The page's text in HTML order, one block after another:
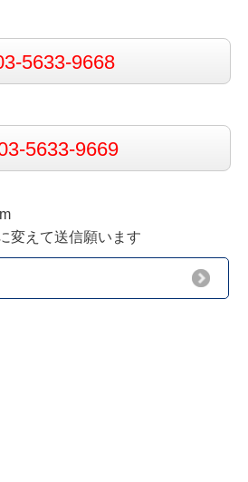
5633-9668
5633-9669
えて送信願います